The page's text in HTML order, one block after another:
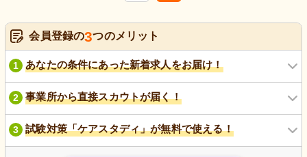
会員登録の3つのメリット
1 あなたの条件にあった新着求人をお届け！
2 事業所から直接スカウトが届く！
3 試験対策「ケアスタディ」が無料で使える！